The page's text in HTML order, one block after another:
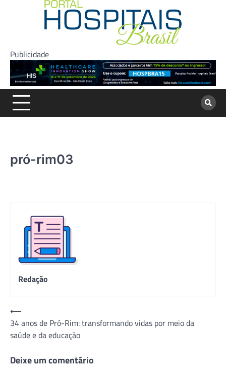
Publicidade
pró-rim03
Redação
Navegação
de
Post
⟵
34 anos de Pró-Rim: transformando vidas por meio da
saúde e da educação
Deixe um comentário